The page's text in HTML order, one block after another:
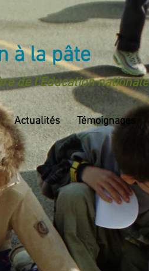
à la pâte
de l'Education nationale
Actualités Témoignages
Nom
E-mail